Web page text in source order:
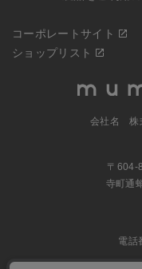
コーポレートサイト
ショップリスト
会社名 株
〒604-
寺町通
電